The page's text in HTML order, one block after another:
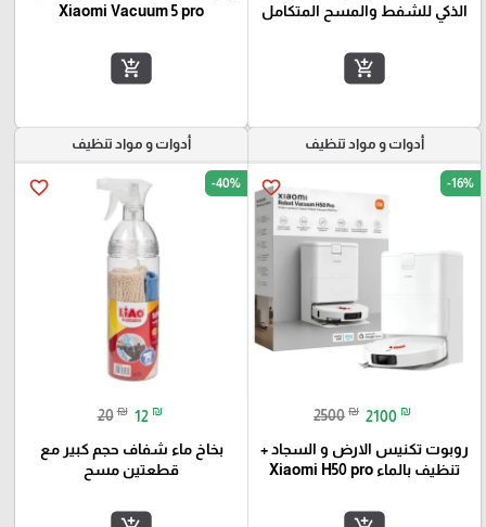
الذكي للشفط والمسح المتكامل
add_shopping_cart
Xiaomi Vacuum 5 pro
add_shopping_cart
أدوات و مواد تنظيف
favorite_border -16%
2500 ₪ 2100 ₪
روبوت تكنيس الارض و السجاد +
تنظيف بالماء Xiaomi H50 pro
أدوات و مواد تنظيف
favorite_border -40%
20 ₪ 12 ₪
بخاخ ماء شفاف حجم كبير مع
قطعتين مسح